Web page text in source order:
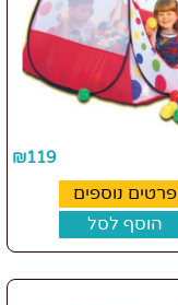
₪119
פרטים נוספים
הוסף לסל